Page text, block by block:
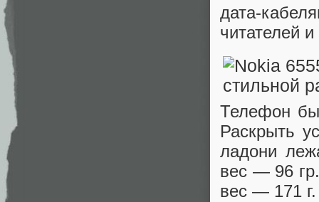
дата-
читателей
Телефон
Раскрыть
ладони
вес — 96
вес — 171 г.